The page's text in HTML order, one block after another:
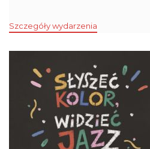
Szczegóły wydarzenia